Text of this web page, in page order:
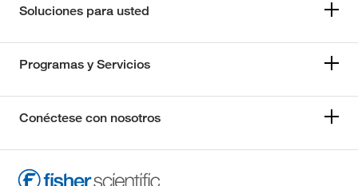
Soluciones para usted
Programas y Servicios
Conéctese con nosotros